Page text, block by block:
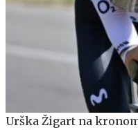
Urška Žigart na